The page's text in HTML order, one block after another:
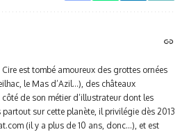
est tombé amoureux des grottes ornées
le Mas d’Azil…), des châteaux
de son métier d’illustrateur dont les
sur cette planète, il privilégie dès 2013
(il y a plus de 10 ans, donc...), et est